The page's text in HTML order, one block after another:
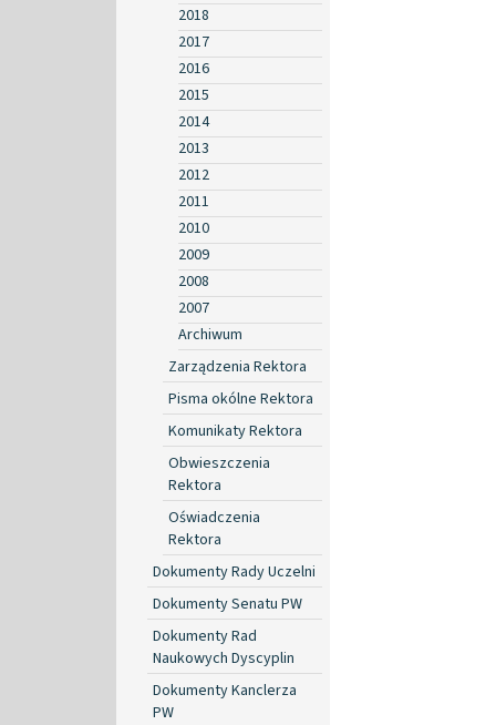
2018
2017
2016
2015
2014
2013
2012
2011
2010
2009
2008
2007
Archiwum
Zarządzenia Rektora
Pisma okólne Rektora
Komunikaty Rektora
Obwieszczenia
Rektora
Oświadczenia
Rektora
Dokumenty Rady Uczelni
Dokumenty Senatu PW
Dokumenty Rad
Naukowych Dyscyplin
Dokumenty Kanclerza
PW